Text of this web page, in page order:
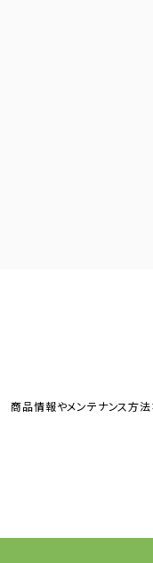
商品情報やメンテナンス方法